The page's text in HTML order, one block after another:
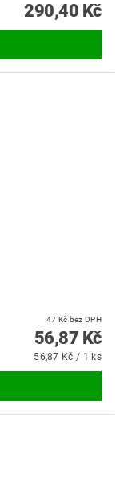
290,40 Kč
47 Kč bez DPH
56,87 Kč
56,87 Kč / 1 ks